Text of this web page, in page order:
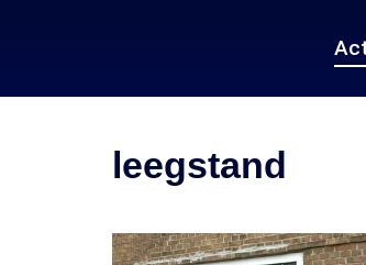
leegstand